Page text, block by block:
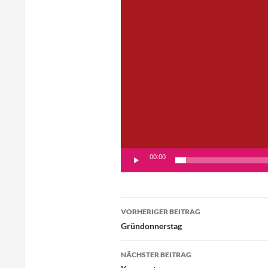
00:00
Beitragsnavigation
VORHERIGER BEITRAG
Gründonnerstag
NÄCHSTER BEITRAG